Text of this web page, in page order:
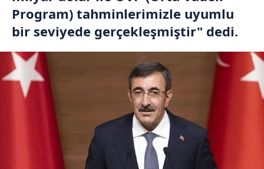
Program) tahminlerimizle uyumlu
bir seviyede gerçekleşmiştir" dedi.